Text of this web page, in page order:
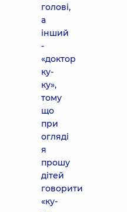
голові,
а
інший
-
«доктор
ку-
ку»,
тому
що
при
огляді
я
прошу
дітей
говорити
«ку-